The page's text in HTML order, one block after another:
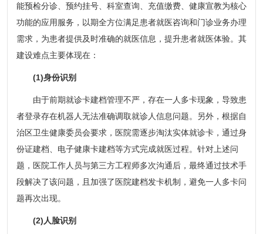
能预检分诊、预约挂号、科室查询、充值缴费、健康宣教为核心
功能的应用服务，以期全方位满足患者就医咨询和门诊业务办理
需求，为患者提供及时准确的就医信息，提升患者就医体验。其
建设难点主要体现在：
(1)身份识别
由于前期就诊卡建档管理不严，存在一人多卡现象，导致患
者登录存在机器人无法准确调取就诊人信息问题。另外，根据自
治区卫生健康委员会要求，医院需逐步淘汰实体就诊卡，通过身
份证建档、电子健康卡建档等方式完成就医过程。针对上述问
题，医院工作人员与第三方工程师多次沟通后，最终通过技术手
段解决了该问题，且加强了医院建档发卡机制，避免一人多卡问
题再次出现。
(2)人脸识别